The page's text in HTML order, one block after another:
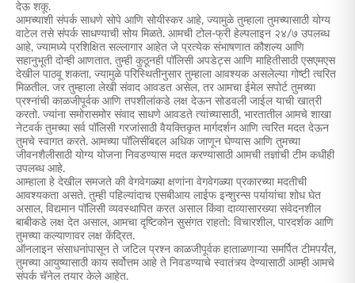
देऊ शकू.
आमच्याशी संपर्क साधणे सोपे आणि सोयीस्कर आहे, ज्यामुळे तुम्हाला तुमच्यासाठी योग्य
वाटेल तसे संपर्क साधण्याची सोय मिळते. आमची टोल-फ्री हेल्पलाइन २४/७ उपलब्ध
आहे, ज्यामध्ये प्रशिक्षित सल्लागार आहेत जे प्रत्येक संभाषणात कौशल्य आणि
सहानुभूती दोन्ही आणतात. तुम्ही कुठूनही पॉलिसी अपडेट्स आणि माहितीसाठी एसएमएस
देखील पाठवू शकता, ज्यामुळे परिस्थितीनुसार तुम्हाला आवश्यक असलेल्या गोष्टी त्वरित
मिळतील. जर तुम्हाला लेखी संवाद आवडत असेल, तर आमचा ईमेल सपोर्ट तुमच्या
प्रश्नांची काळजीपूर्वक आणि तपशीलांकडे लक्ष देऊन सोडवली जाईल याची खात्री
करतो. ज्यांना समोरासमोर संवाद साधणे आवडते त्यांच्यासाठी, भारतातील आमचे शाखा
नेटवर्क तुमच्या सर्व पॉलिसी गरजांसाठी वैयक्तिकृत मार्गदर्शन आणि त्वरित मदत देऊन
तुमचे स्वागत करते. आमच्या पॉलिसींबद्दल अधिक जाणून घेण्यास आणि तुमच्या
जीवनशैलीसाठी योग्य योजना निवडण्यास मदत करण्यासाठी आमची तज्ञांची टीम कधीही
उपलब्ध आहे.
आम्हाला हे देखील समजते की वेगवेगळ्या क्षणांना वेगवेगळ्या प्रकारच्या मदतीची
आवश्यकता असते. तुम्ही पहिल्यांदाच एसबीआय लाईफ इन्शुरन्स पर्यायांचा शोध घेत
असाल, विद्यमान पॉलिसी व्यवस्थापित करत असाल किंवा दाव्यासारख्या संवेदनशील
बाबीकडे लक्ष देत असाल, आमचा दृष्टिकोन सुसंगत राहतो: विचारशील, पारदर्शक आणि
तुमच्या कल्याणावर लक्ष केंद्रित.
ऑनलाइन संसाधनांपासून ते जटिल प्रश्न काळजीपूर्वक हाताळणाऱ्या समर्पित टीमपर्यंत,
तुमच्या आयुष्यासाठी काय सर्वोत्तम आहे ते निवडण्याचे स्वातंत्र्य देण्यासाठी आम्ही आमचे
संपर्क चॅनेल तयार केले आहेत.